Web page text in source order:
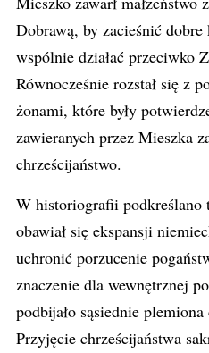
Dobrawą, by zacieśnić
wspólnie działać przeciwko
Równocześnie rozstał się z
żonami, które były
zawieranych przez Mieszka
chrześcijaństwo.
W historiografii podkreślano
obawiał się ekspansji
uchronić porzucenie
znaczenie dla wewnętrznej
podbijało sąsiednie
Przyjęcie chrześcijaństwa